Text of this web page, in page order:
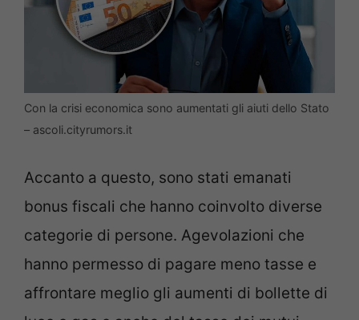
Con la crisi economica sono aumentati gli aiuti dello Stato
– ascoli.cityrumors.it
Accanto a questo, sono stati emanati
bonus fiscali che hanno coinvolto diverse
categorie di persone. Agevolazioni che
hanno permesso di pagare meno tasse e
affrontare meglio gli aumenti di bollette di